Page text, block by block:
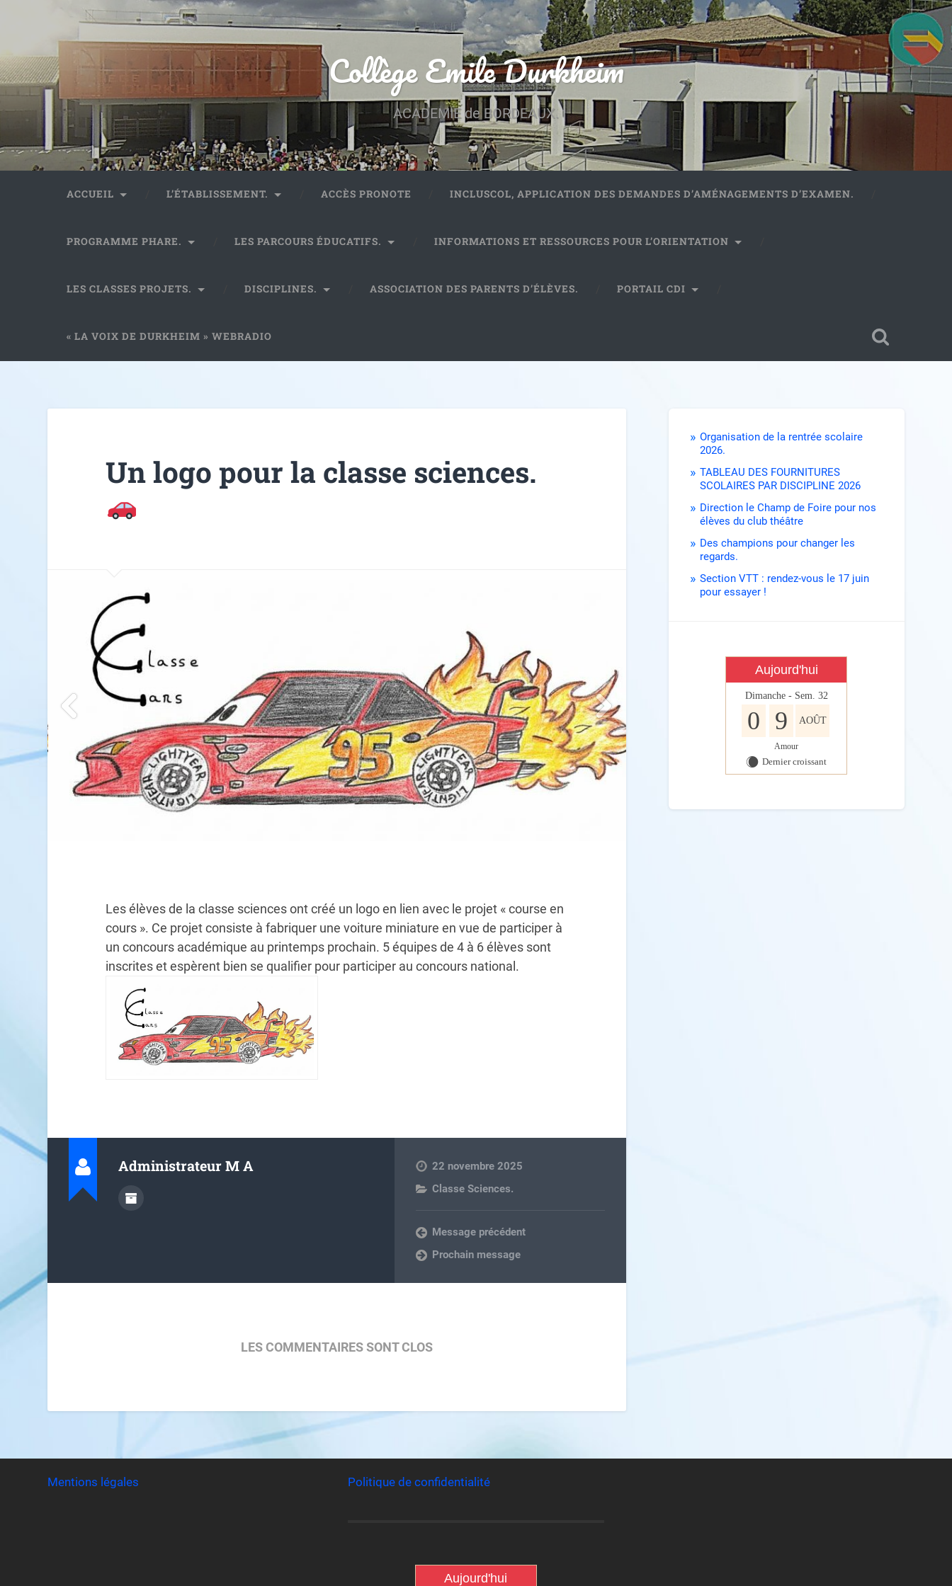
Collège Emile Durkheim
ACADEMIE de BORDEAUX.
ACCUEIL L’ÉTABLISSEMENT. ACCÈS PRONOTE INCLUSCOL, APPLICATION DES DEMANDES D’AMÉNAGEMENTS D’EXAMEN.
PROGRAMME PHARE. LES PARCOURS ÉDUCATIFS. INFORMATIONS ET RESSOURCES POUR L’ORIENTATION
LES CLASSES PROJETS. DISCIPLINES. ASSOCIATION DES PARENTS D’ÉLÈVES. PORTAIL CDI
« LA VOIX DE DURKHEIM » WEBRADIO
Un logo pour la classe sciences.
Les élèves de la classe sciences ont créé un logo en lien avec le projet « course en
cours ». Ce projet consiste à fabriquer une voiture miniature en vue de participer à
un concours académique au printemps prochain. 5 équipes de 4 à 6 élèves sont
inscrites et espèrent bien se qualifier pour participer au concours national.
Administrateur M A
22 novembre 2025
Classe Sciences.
Message précédent
Prochain message
LES COMMENTAIRES SONT CLOS
Organisation de la rentrée scolaire
2026.
TABLEAU DES FOURNITURES
SCOLAIRES PAR DISCIPLINE 2026
Direction le Champ de Foire pour nos
élèves du club théâtre
Des champions pour changer les
regards.
Section VTT : rendez-vous le 17 juin
pour essayer !
Aujourd'hui
Dimanche - Sem. 32
0 9 AOÛT
Amour
X Dernier croissant
Mentions légales Politique de confidentialité
Aujourd'hui